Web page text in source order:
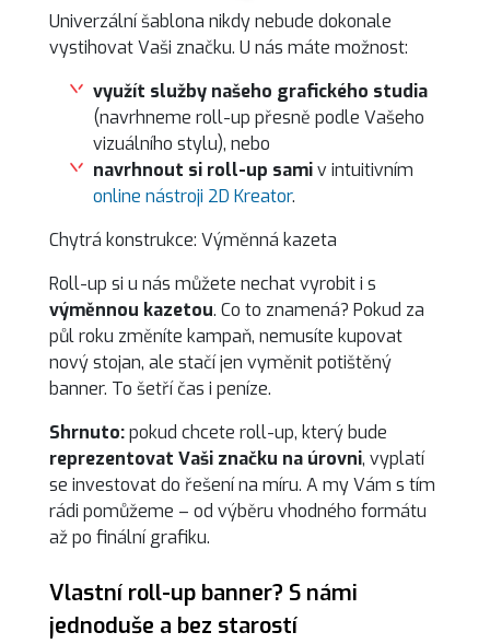
Univerzální šablona nikdy nebude dokonale
vystihovat Vaši značku. U nás máte možnost:
využít služby našeho grafického studia
(navrhneme roll-up přesně podle Vašeho
vizuálního stylu), nebo
navrhnout si roll-up samiv intuitivním
online nástroji 2D Kreator.
Chytrá konstrukce: Výměnná kazeta
Roll-up si u nás můžete nechat vyrobit i s
výměnnou kazetou. Co to znamená? Pokud za
půl roku změníte kampaň, nemusíte kupovat
nový stojan, ale stačí jen vyměnit potištěný
banner. To šetří čas i peníze.
Shrnuto:pokud chcete roll-up, který bude
reprezentovat Vaši značku na úrovni, vyplatí
se investovat do řešení na míru. A my Vám s tím
rádi pomůžeme – od výběru vhodného formátu
až po finální grafiku.
Vlastní roll-up banner? S námi
jednoduše a bez starostí